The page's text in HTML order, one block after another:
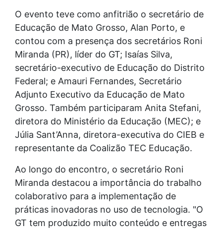
O evento teve como anfitrião o secretário de
Educação de Mato Grosso, Alan Porto, e
contou com a presença dos secretários Roni
Miranda (PR), líder do GT; Isaías Silva,
secretário-executivo de Educação do Distrito
Federal; e Amauri Fernandes, Secretário
Adjunto Executivo da Educação de Mato
Grosso. Também participaram Anita Stefani,
diretora do Ministério da Educação (MEC); e
Júlia Sant’Anna, diretora-executiva do CIEB e
representante da Coalizão TEC Educação.
Ao longo do encontro, o secretário Roni
Miranda destacou a importância do trabalho
colaborativo para a implementação de
práticas inovadoras no uso de tecnologia. "O
GT tem produzido muito conteúdo e entregas